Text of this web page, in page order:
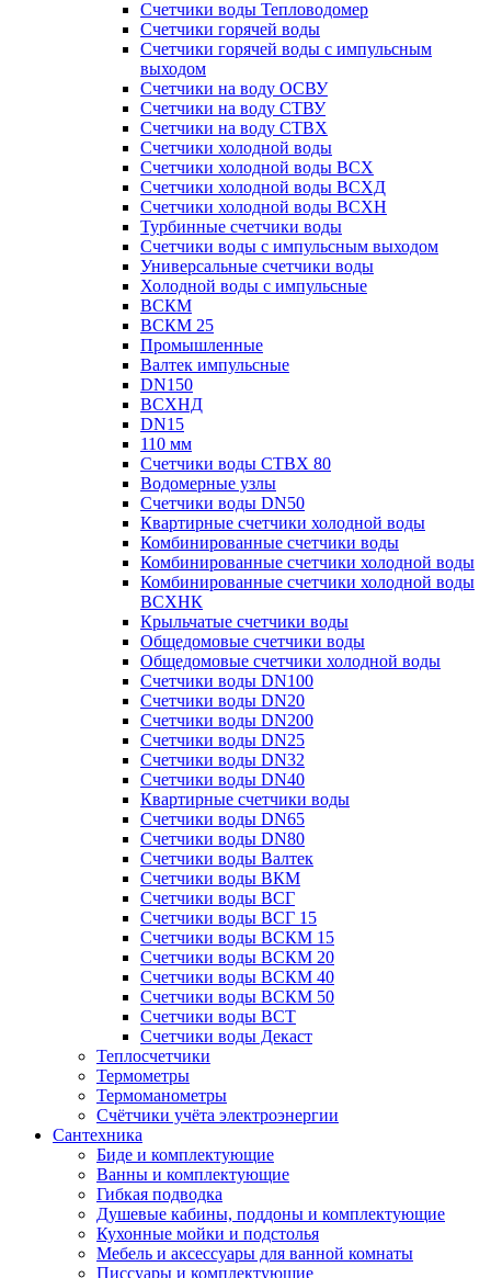
Счетчики воды Тепловодомер
Счетчики горячей воды
Счетчики горячей воды с импульсным
выходом
Счетчики на воду ОСВУ
Счетчики на воду СТВУ
Счетчики на воду СТВХ
Счетчики холодной воды
Счетчики холодной воды ВСХ
Счетчики холодной воды ВСХД
Счетчики холодной воды ВСХН
Турбинные счетчики воды
Счетчики воды с импульсным выходом
Универсальные счетчики воды
Холодной воды с импульсные
ВСКМ
ВСКМ 25
Промышленные
Валтек импульсные
DN150
ВСХНД
DN15
110 мм
Счетчики воды СТВХ 80
Водомерные узлы
Счетчики воды DN50
Квартирные счетчики холодной воды
Комбинированные счетчики воды
Комбинированные счетчики холодной воды
Комбинированные счетчики холодной воды
ВСХНК
Крыльчатые счетчики воды
Общедомовые счетчики воды
Общедомовые счетчики холодной воды
Счетчики воды DN100
Счетчики воды DN20
Счетчики воды DN200
Счетчики воды DN25
Счетчики воды DN32
Счетчики воды DN40
Квартирные счетчики воды
Счетчики воды DN65
Счетчики воды DN80
Счетчики воды Валтек
Счетчики воды ВКМ
Счетчики воды ВСГ
Счетчики воды ВСГ 15
Счетчики воды ВСКМ 15
Счетчики воды ВСКМ 20
Счетчики воды ВСКМ 40
Счетчики воды ВСКМ 50
Счетчики воды ВСТ
Счетчики воды Декаст
Теплосчетчики
Термометры
Термоманометры
Счётчики учёта электроэнергии
Сантехника
Биде и комплектующие
Ванны и комплектующие
Гибкая подводка
Душевые кабины, поддоны и комплектующие
Кухонные мойки и подстолья
Мебель и аксессуары для ванной комнаты
Писсуары и комплектующие